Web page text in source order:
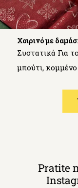
Χοιρινό με
Συστατικά Για
μπούτι,
Pratite